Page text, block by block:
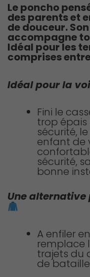
Le poncho
des parents et
de douceur.
accompagne
Idéal pour les
comprises
Idéal pour la
Fini le
trop épais
sécurité,
enfant de
sécurité,
bonne
Une
A enfiler
remplace
trajets du
de